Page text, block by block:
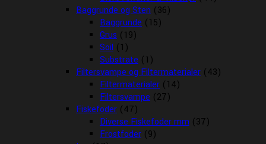
Baggrunde og Sten (36)
Baggrunde (15)
Grus (19)
Soil (1)
Substrate (1)
Filtersvampe og Filtermaterialer (43)
Filtermaterialer (14)
Filtersvampe (27)
Fiskefoder (47)
Diverse Fiskefoder mm (37)
Frostfoder (9)